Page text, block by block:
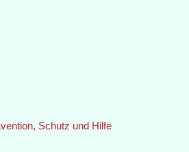
Schutz und Hilfe